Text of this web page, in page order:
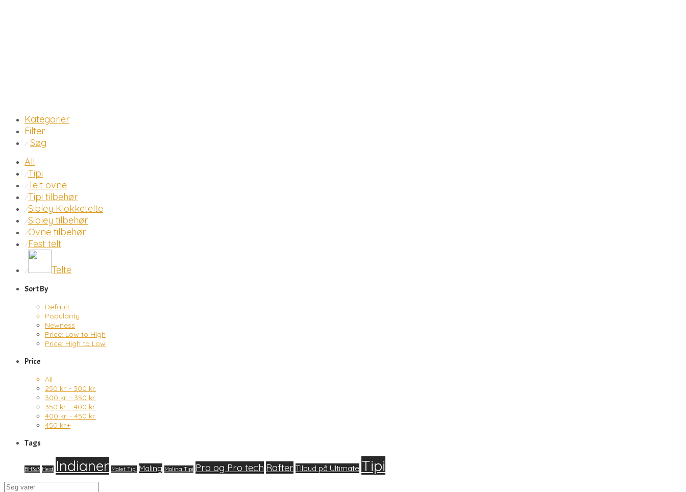
Kategorier
Filter
⁄ Søg
All
⁄Tipi
⁄Telt ovne
⁄Tipi tilbehør
⁄Sibley Klokketelte
⁄Sibley tilbehør
⁄Ovne tilbehør
⁄Fest telt
⁄ Telte
Sort By
Default
Popularity
Newness
Price: Low to High
Price: High to Low
Price
All
250 kr. - 300 kr.
300 kr. - 350 kr.
350 kr. - 400 kr.
400 kr. - 450 kr.
450 kr.+
Tags
BH3x3 Hest Indianer Malet Tipi Maling Maling Tipi Pro og Pro tech Rafter TIlbud på Ultimate Tipi